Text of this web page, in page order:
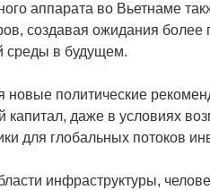
аппарата во Вьетнаме
создавая ожидания
среды в будущем.
политические
капитал, даже в условиях
для глобальных потоков
инфраструктуры,